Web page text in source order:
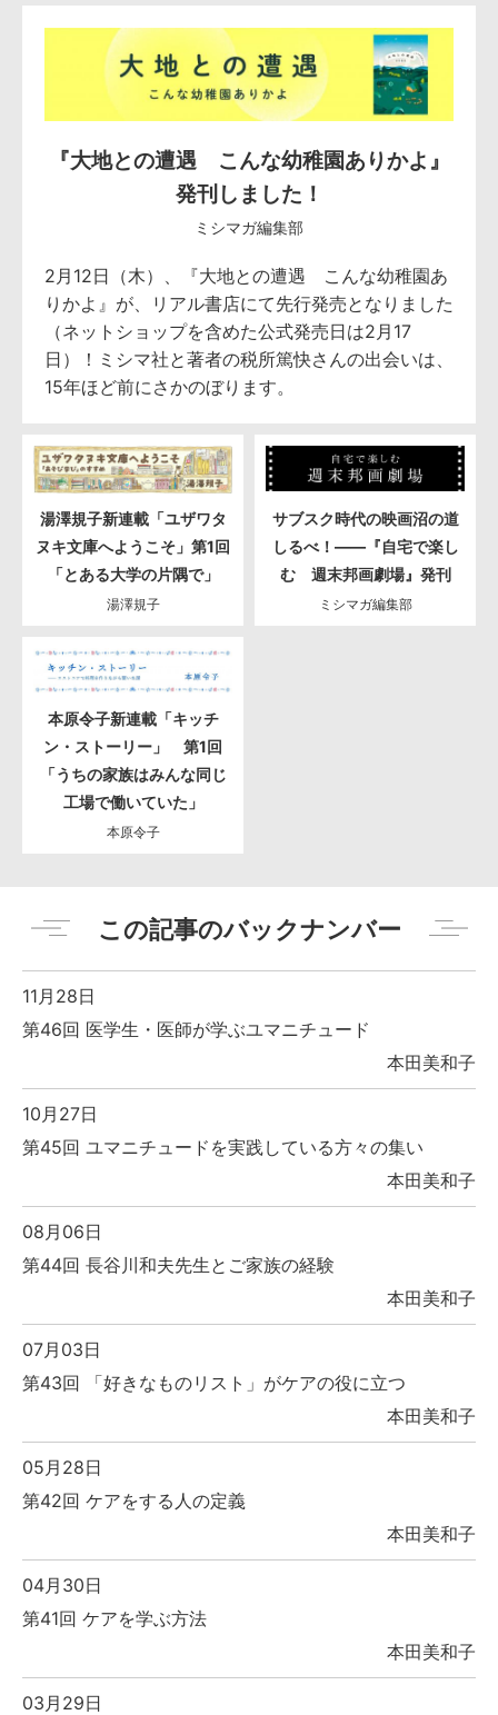
『大地との遭遇 こんな幼稚園ありかよ』
発刊しました！
ミシマガ編集部
2月12日（木）、『大地との遭遇 こんな幼稚園あ
りかよ』が、リアル書店にて先行発売となりました
（ネットショップを含めた公式発売日は2月17
日）！ミシマ社と著者の税所篤快さんの出会いは、
15年ほど前にさかのぼります。
湯澤規子新連載「ユザワタ
ヌキ文庫へようこそ」第1回
「とある大学の片隅で」
湯澤規子
サブスク時代の映画沼の道
しるべ！――『自宅で楽し
む 週末邦画劇場』発刊
ミシマガ編集部
本原令子新連載「キッチ
ン・ストーリー」 第1回
「うちの家族はみんな同じ
工場で働いていた」
本原令子
この記事のバックナンバー
11月28日
第46回 医学生・医師が学ぶユマニチュード
本田美和子
10月27日
第45回 ユマニチュードを実践している方々の集い
本田美和子
08月06日
第44回 長谷川和夫先生とご家族の経験
本田美和子
07月03日
第43回 「好きなものリスト」がケアの役に立つ
本田美和子
05月28日
第42回 ケアをする人の定義
本田美和子
04月30日
第41回 ケアを学ぶ方法
本田美和子
03月29日